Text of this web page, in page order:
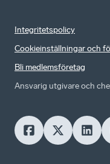
Integritetspolicy
Cookieinställningar och
Bli medlemsföretag
Ansvarig utgivare och